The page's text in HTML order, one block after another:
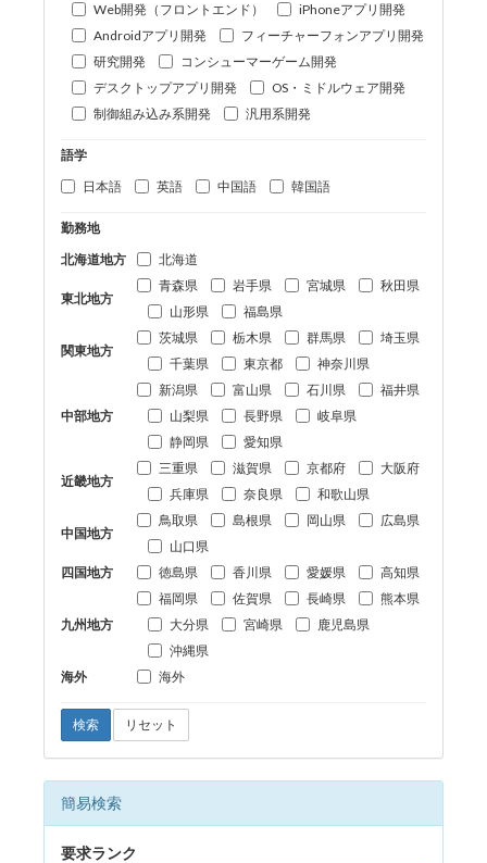
Web開発（フロントエンド）
iPhoneアプリ開発
Androidアプリ開発
フィーチャーフォンアプリ開発
研究開発
コンシューマーゲーム開発
デスクトップアプリ開発
OS・ミドルウェア開発
制御組み込み系開発
汎用系開発
語学
日本語
英語 中国語 韓国語
勤務地
北海道地方
北海道
東北地方
青森県 岩手県 宮城県
秋田県
山形県
福島県
関東地方
茨城県 栃木県 群馬県
埼玉県
千葉県
東京都 神奈川県
中部地方
新潟県 富山県 石川県
福井県
山梨県
長野県
岐阜県
静岡県
愛知県
近畿地方
三重県 滋賀県 京都府
大阪府
兵庫県
奈良県 和歌山県
中国地方
鳥取県 島根県 岡山県
広島県
山口県
四国地方
徳島県 香川県 愛媛県 高知県
九州地方
福岡県 佐賀県 長崎県
熊本県
大分県
宮崎県
鹿児島県
沖縄県
海外
海外
検索 リセット
簡易検索
要求ランク